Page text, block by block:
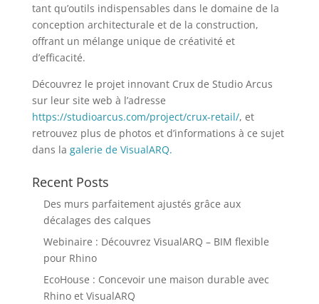
tant qu’outils indispensables dans le domaine de la
conception architecturale et de la construction,
offrant un mélange unique de créativité et
d’efficacité.
Découvrez le projet innovant Crux de Studio Arcus
sur leur site web à l’adresse
https://studioarcus.com/project/crux-retail/, et
retrouvez plus de photos et d’informations à ce sujet
dans la galerie de VisualARQ.
Recent Posts
Des murs parfaitement ajustés grâce aux
décalages des calques
Webinaire : Découvrez VisualARQ – BIM flexible
pour Rhino
EcoHouse : Concevoir une maison durable avec
Rhino et VisualARQ